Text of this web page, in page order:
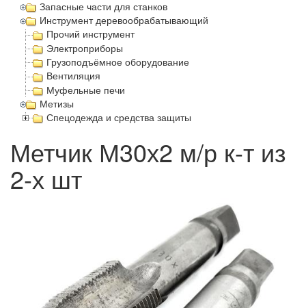
Запасные части для станков
Инструмент деревообрабатывающий
Прочий инструмент
Электроприборы
Грузоподъёмное оборудование
Вентиляция
Муфельные печи
Метизы
Спецодежда и средства защиты
Метчик М30х2 м/р к-т из
2-х шт